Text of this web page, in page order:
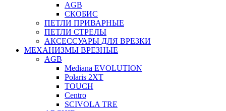
AGB
СКОБИС
ПЕТЛИ ПРИВАРНЫЕ
ПЕТЛИ СТРЕЛЫ
АКСЕССУАРЫ ДЛЯ ВРЕЗКИ
МЕХАНИЗМЫ ВРЕЗНЫЕ
AGB
Mediana EVOLUTION
Polaris 2XT
TOUCH
Centro
SCIVOLA TRE